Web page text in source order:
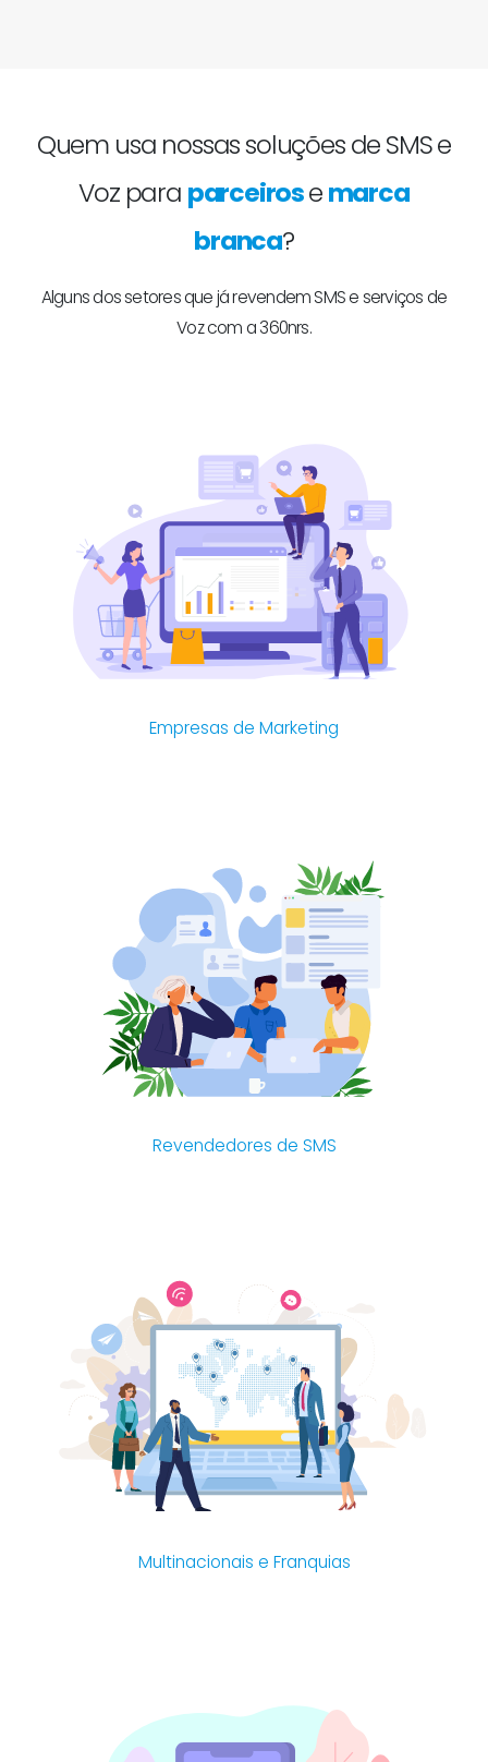
Quem usa nossas soluções de SMS e
Voz para parceirosemarca
branca?
Alguns dos setores que já revendem SMS e serviços de
Voz com a 360nrs.
Empresas de Marketing
Revendedores de SMS
Multinacionais e Franquias